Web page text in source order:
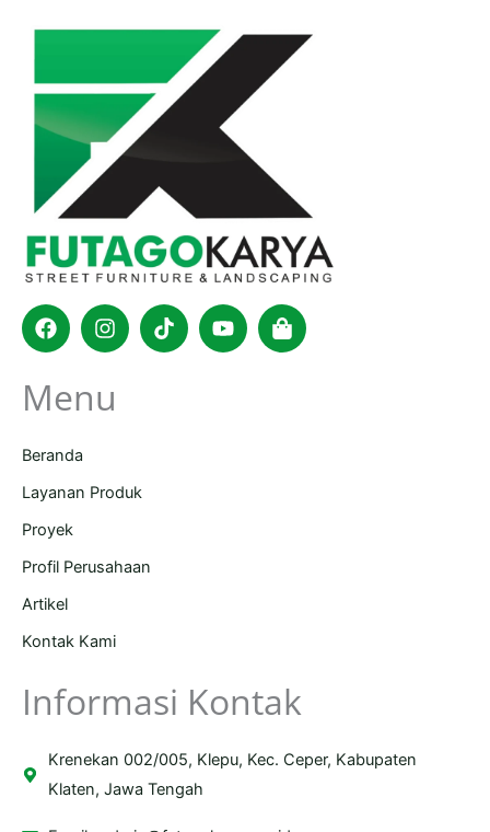
FacebookInstagram
TiktokYoutubeShopping-
bag
Menu
Beranda
Layanan Produk
Proyek
Profil Perusahaan
Artikel
Kontak Kami
Informasi Kontak
Krenekan 002/005, Klepu, Kec. Ceper, Kabupaten
Klaten, Jawa Tengah